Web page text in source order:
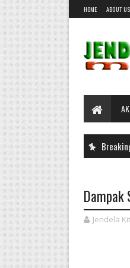
HOME ABOUT US
Dampak
Jendela